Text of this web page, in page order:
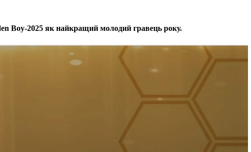
Boy-2025 як найкращий молодий гравець року.